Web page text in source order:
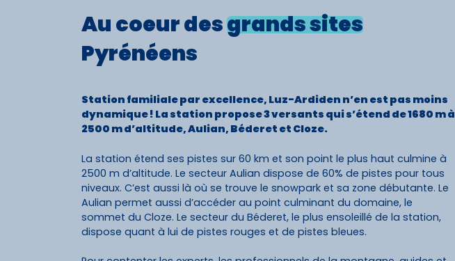
Au coeur desgrands sites
Pyrénéens
Station familiale par excellence, Luz-Ardiden n’en est pas moins
dynamique ! La station propose 3 versants qui s’étend de 1680 m à
2500 m d’altitude, Aulian, Béderet et Cloze.
La station étend ses pistes sur 60 km et son point le plus haut culmine à
2500 m d’altitude. Le secteur Aulian dispose de 60% de pistes pour tous
niveaux. C’est aussi là où se trouve le snowpark et sa zone débutante. Le
Aulian permet aussi d’accéder au point culminant du domaine, le
sommet du Cloze. Le secteur du Béderet, le plus ensoleillé de la station,
dispose quant à lui de pistes rouges et de pistes bleues.